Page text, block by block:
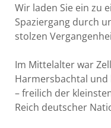
Wir laden Sie ein zu
Spaziergang durch
stolzen
Im Mittelalter war
Harmersbachtal
– freilich der
Reich deutscher